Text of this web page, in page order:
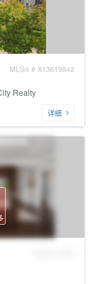
MLS® # X13619842
Realty
详细